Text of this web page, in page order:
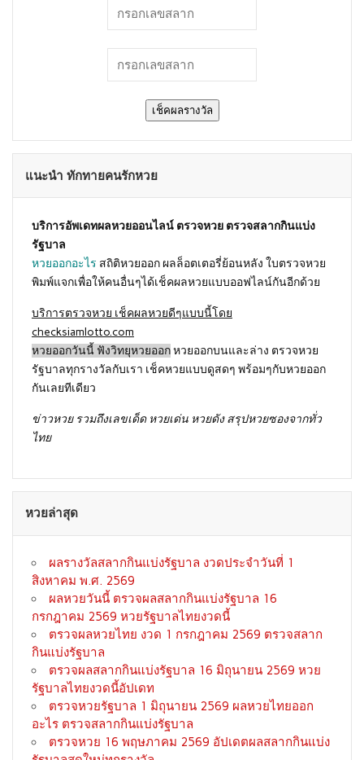
เช็คผลรางวัล
แนะนำ ทักทายคนรักหวย
บริการอัพเดทผลหวยออนไลน์ ตรวจหวย ตรวจสลากกินแบ่ง
รัฐบาล
หวยออกอะไร สถิติหวยออก ผลล็อตเตอรี่ย้อนหลัง ใบตรวจหวย
พิมพ์แจกเพื่อให้คนอื่นๆได้เช็คผลหวยแบบออฟไลน์กันอีกด้วย
บริการตรวจหวย เช็คผลหวยดีๆแบบนี้โดย
checksiamlotto.com
หวยออกวันนี้ ฟังวิทยุหวยออกหวยออกบนและล่าง ตรวจหวย
รัฐบาลทุกรางวัลกับเรา เช็คหวยแบบดูสดๆ พร้อมๆกับหวยออก
กันเลยทีเดียว
ข่าวหวย รวมถึงเลขเด็ด หวยเด่น หวยดัง สรุปหวยซองจากทั่ว
ไทย
หวยล่าสุด
ผลรางวัลสลากกินแบ่งรัฐบาล งวดประจำวันที่ 1
สิงหาคม พ.ศ. 2569
ผลหวยวันนี้ ตรวจผลสลากกินแบ่งรัฐบาล 16
กรกฎาคม 2569 หวยรัฐบาลไทยงวดนี้
ตรวจผลหวยไทย งวด 1 กรกฎาคม 2569 ตรวจสลาก
กินแบ่งรัฐบาล
ตรวจผลสลากกินแบ่งรัฐบาล 16 มิถุนายน 2569 หวย
รัฐบาลไทยงวดนี้อัปเดท
ตรวจหวยรัฐบาล 1 มิถุนายน 2569 ผลหวยไทยออก
อะไร ตรวจสลากกินแบ่งรัฐบาล
ตรวจหวย 16 พฤษภาคม 2569 อัปเดตผลสลากกินแบ่ง